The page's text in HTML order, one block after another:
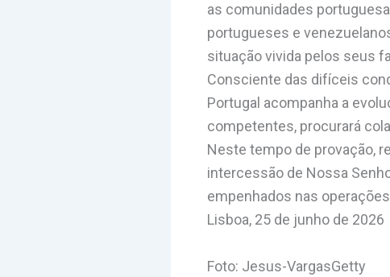
as comunidades
portugueses e
situação vivida pelos seus
Consciente das difíceis
Portugal acompanha a
competentes, procurará
Neste tempo de provação,
intercessão de Nossa
empenhados nas
Lisboa, 25 de junho de 2026
Foto: Jesus-VargasGetty